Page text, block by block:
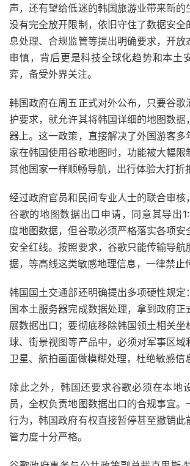
声，还有望给低迷的韩国旅游业带来新的
没有完全放开限制，依旧守住了数据安全
息处理、合规监管等提出明确要求，开放
审慎，背后更是科技全球化趋势和本土
弈，备受外界关注。
韩国政府在周五正式对外公布，只要谷歌
护要求，就允许其将韩国详细的地图数据
器上。这一政策，直接解决了外国游客多
家在韩国使用谷歌地图时，功能被大幅限
其他国家一样顺畅导航，出行体验大打折
经过政府官员和民间专业人士的联合审核
谷歌的地图数据出口申请，同意其导出
度地图数据，但谷歌必须严格落实各项安
安全红线。按照要求，谷歌只能传输导航
据，等高线这类敏感地理信息，一律禁止
韩国国土交通部还明确提出多项硬性规定
国本土服务器完成数据处理，拿到政府正
展数据出口；要彻底移除韩国领土相关坐
球、街景视图等产品中，必须对军事区域
卫星、航拍画面做模糊处理，杜绝敏感信
除此之外，韩国还要求谷歌必须在本地
员，全权负责地图数据出口的合规事宜
行为，韩国政府有权直接暂停甚至撤销此
管力度十分严格。